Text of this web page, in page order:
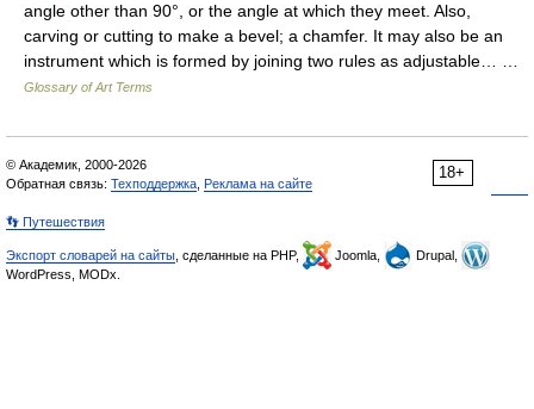
angle other than 90°, or the angle at which they meet. Also,
carving or cutting to make a bevel; a chamfer. It may also be an
instrument which is formed by joining two rules as adjustable… …
Glossary of Art Terms
18+
© Академик, 2000-2026
Обратная связь: Техподдержка Реклама на сайте
👣 Путешествия
Экспорт словарей на сайты , сделанные на PHP, Joomla,
Drupal,
WordPress, MODx.